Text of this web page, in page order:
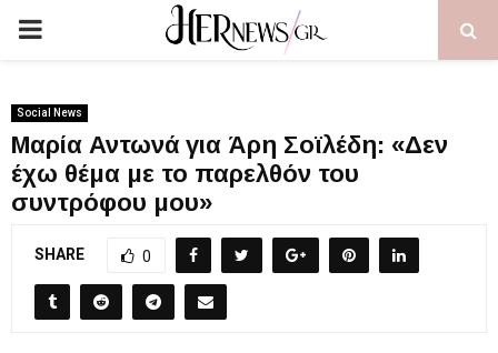
PRIMARY
Social News
Μαρία Αντωνά για Άρη Σοϊλέδη: «Δεν
έχω θέμα με το παρελθόν του
συντρόφου μου»
SHARE 0